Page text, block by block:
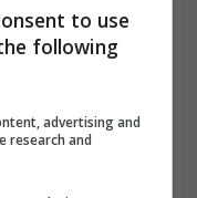
to use
following
advertising and
research and